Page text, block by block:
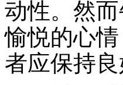
动性。然
愉悦的心
者应保持